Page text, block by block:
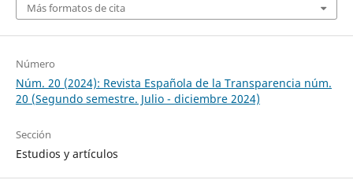
Más formatos de cita
Número
Núm. 20 (2024): Revista Española de la Transparencia núm.
20 (Segundo semestre. Julio - diciembre 2024)
Sección
Estudios y artículos